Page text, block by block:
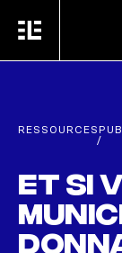
MENU
RESSOURCES
/
Et si